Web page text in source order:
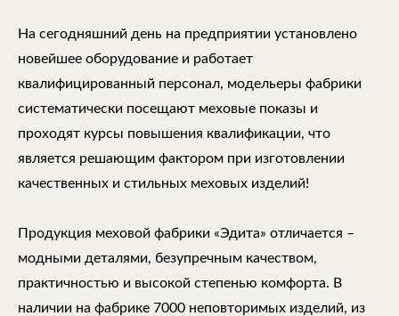
На сегодняшний день на предприятии установлено
новейшее оборудование и работает
квалифицированный персонал, модельеры фабрики
систематически посещают меховые показы и
проходят курсы повышения квалификации, что
является решающим фактором при изготовлении
качественных и стильных меховых изделий!
Продукция меховой фабрики «Эдита» отличается –
модными деталями, безупречным качеством,
практичностью и высокой степенью комфорта. В
наличии на фабрике 7000 неповторимых изделий, из